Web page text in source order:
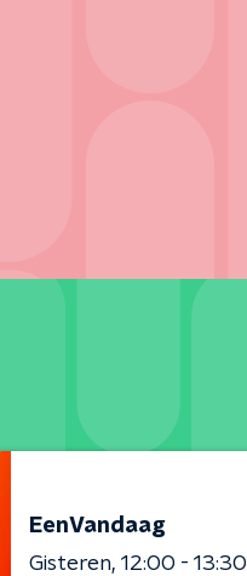
EenVandaag
Gisteren 12:00 - 13:30